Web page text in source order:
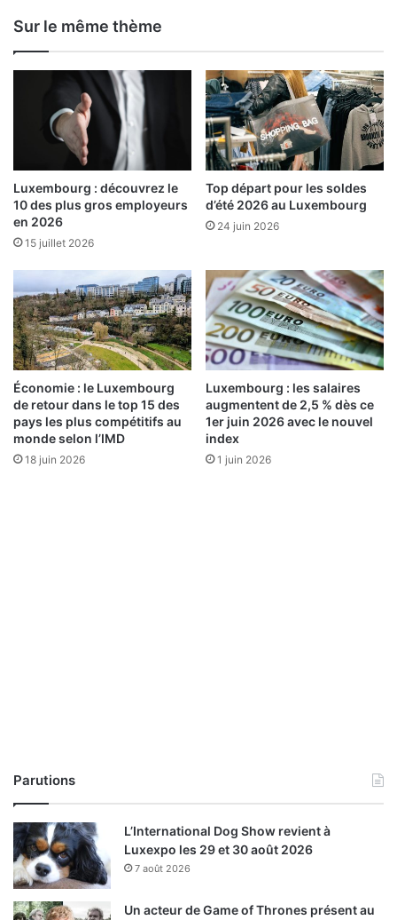
Sur le même thème
Luxembourg : découvrez le
10 des plus gros employeurs
en 2026
15 juillet 2026
Top départ pour les soldes
d’été 2026 au Luxembourg
24 juin 2026
Économie : le Luxembourg
de retour dans le top 15 des
pays les plus compétitifs au
monde selon l’IMD
18 juin 2026
Luxembourg : les salaires
augmentent de 2,5 % dès ce
1er juin 2026 avec le nouvel
index
1 juin 2026
Parutions
L’International Dog Show revient à
Luxexpo les 29 et 30 août 2026
7 août 2026
Un acteur de Game of Thrones présent au